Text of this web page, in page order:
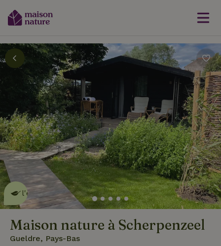
Cette Maison Nature fait de
l'effeten savoir plus
Maison nature à Scherpenzeel
Gueldre, Pays-Bas